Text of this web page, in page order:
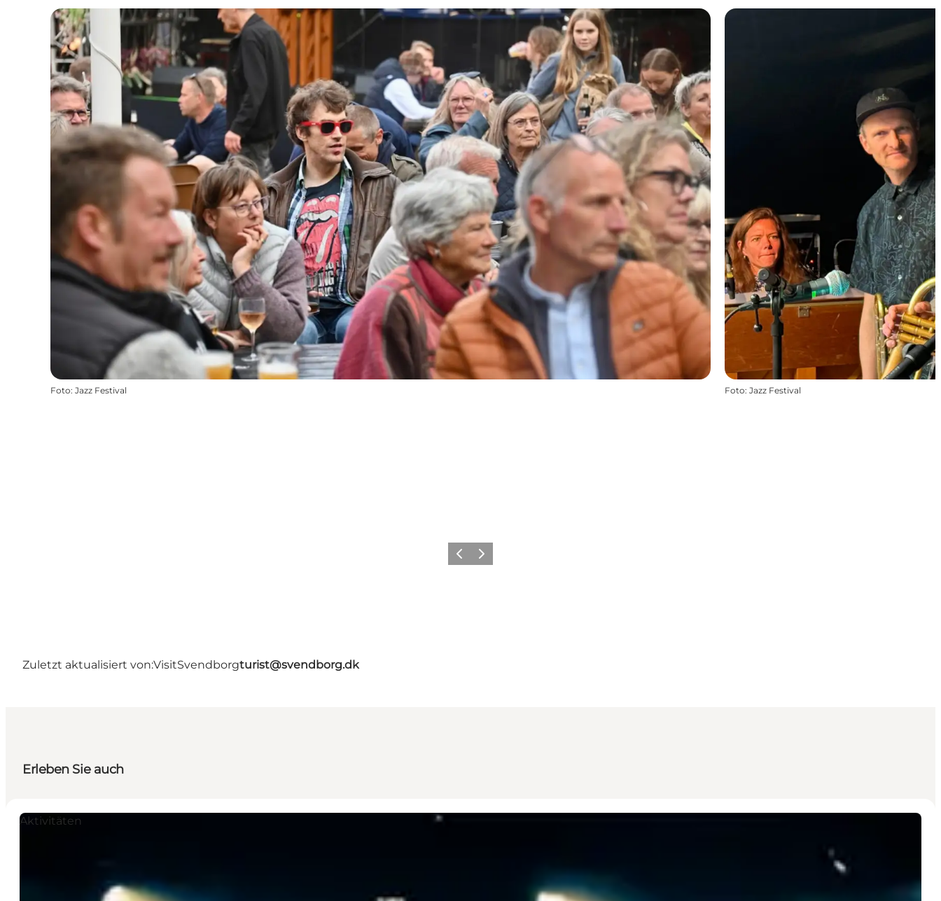
Foto: Jazz Festival Foto: Jazz Festival
Vorherige Folie
Nächste Folie
Zuletzt aktualisiert von:VisitSvendborgturist@svendborg.dk
Erleben Sie auch
Aktivitäten